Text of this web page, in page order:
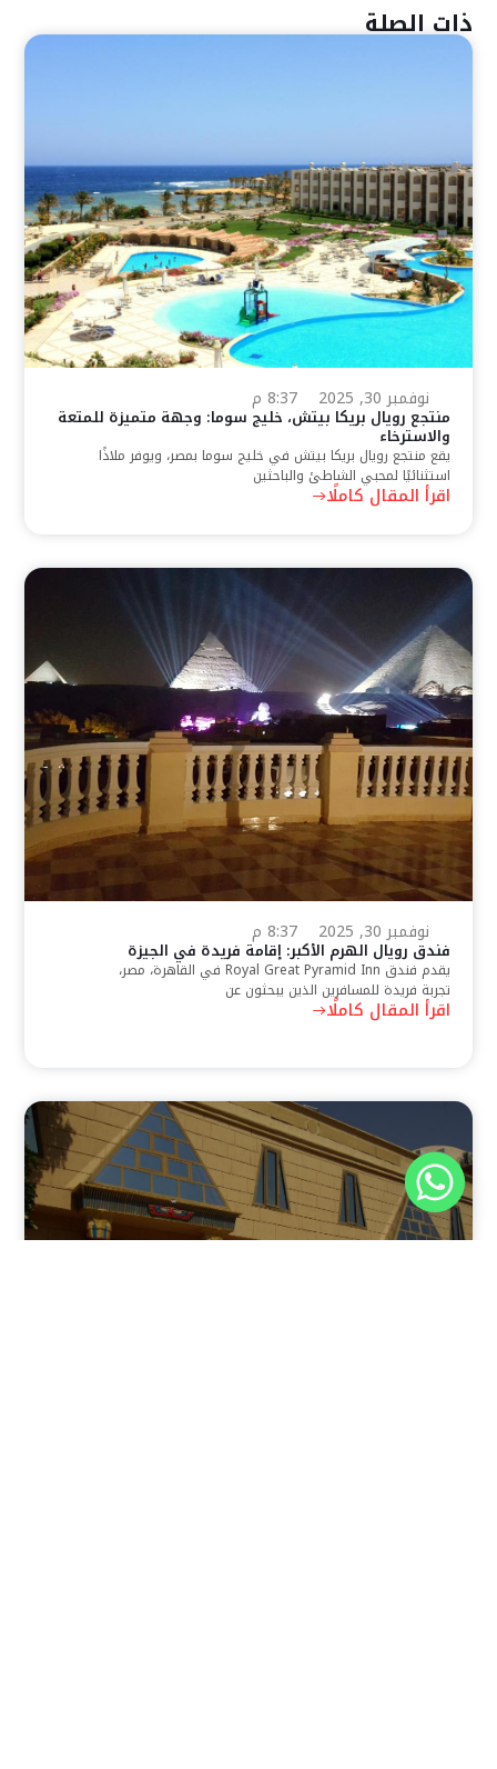
ذات الصلة
نوفمبر 30, 2025 8:37 م
منتجع رويال بريكا بيتش، خليج سوما: وجهة متميزة للمتعة
والاسترخاء
يقع منتجع رويال بريكا بيتش في خليج سوما بمصر، ويوفر ملاذًا
استثنائيًا لمحبي الشاطئ والباحثين
اقرأ المقال كاملًا
نوفمبر 30, 2025 8:37 م
فندق رويال الهرم الأكبر: إقامة فريدة في الجيزة
يقدم فندق Royal Great Pyramid Inn في القاهرة، مصر،
تجربة فريدة للمسافرين الذين يبحثون عن
اقرأ المقال كاملًا